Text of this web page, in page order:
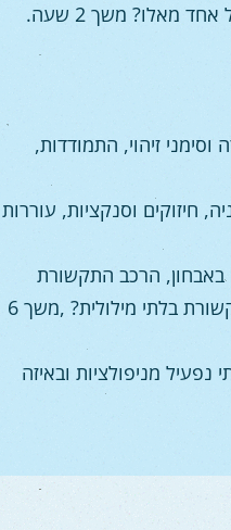
מאלו? משך 2 שעה.
זיהוי, התמודדות,
חיזוקים וסנקציות, עוררות
באבחון, הרכב התקשורת
הבלתי מילולית, מאפייניה של תקשורת בלתי מילולית- סימנים ומסרים, האם ניתן לשלוט בתקשורת בלתי מילולית? ,משך 6
מניפולציות ובאיזה